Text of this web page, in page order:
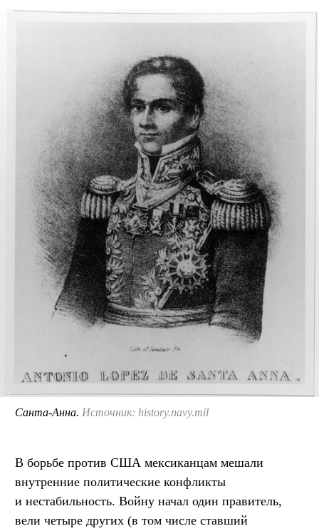
Санта-Анна. Источник: history.navy.mil
В борьбе против США мексиканцам мешали
внутренние политические конфликты
и нестабильность. Войну начал один правитель,
вели четыре других (в том числе ставший